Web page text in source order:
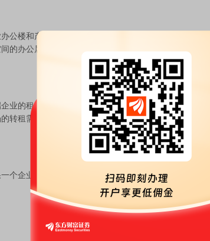
楼和产业办公楼样本，且交付时间不晚于2025年6
的办公属性为判断依据，办公的裙楼或底商等空间若用
的租赁面积和购置自用（剔除整栋总部楼宇）面积，
转租需求。全样本榜单包含企业总部楼宇承用面积，其
企业选址多个办公楼，面积统计对其所有承用面积汇